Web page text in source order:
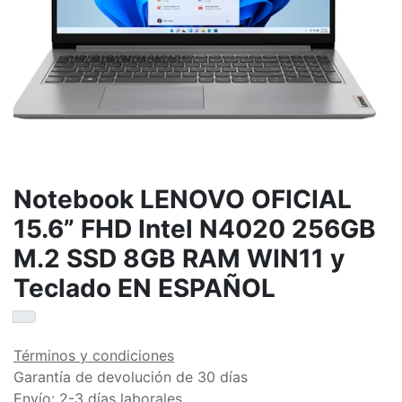
Notebook LENOVO OFICIAL
15.6” FHD Intel N4020 256GB
M.2 SSD 8GB RAM WIN11 y
Teclado EN ESPAÑOL
Términos y condiciones
Garantía de devolución de 30 días
Envío: 2-3 días laborales